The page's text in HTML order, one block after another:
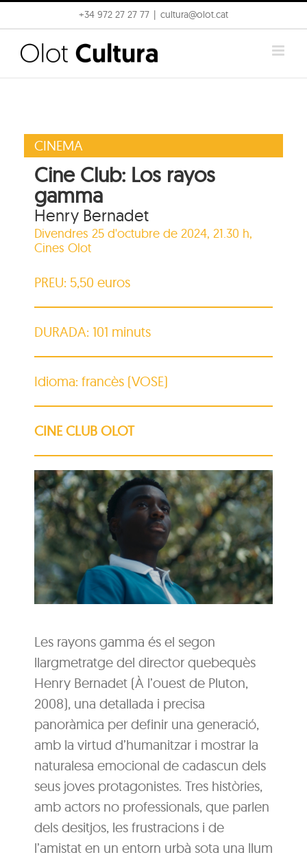
to
content
+34 972 27 27 77 cultura@olot.cat
CINEMA
Cine Club: Los rayos
gamma
Henry Bernadet
Divendres 25 d'octubre de 2024, 21.30 h,
Cines Olot
PREU: 5,50 euros
DURADA: 101 minuts
Idioma: francès (VOSE)
CINE CLUB OLOT
Les rayons gamma és el segon
llargmetratge del director quebequès
Henry Bernadet (À l’ouest de Pluton,
2008), una detallada i precisa
panoràmica per definir una generació,
amb la virtud d’humanitzar i mostrar la
naturalesa emocional de cadascun dels
seus joves protagonistes. Tres històries,
amb actors no professionals, que parlen
dels desitjos, les frustracions i de
l’amistat en un entorn urbà sota una llum